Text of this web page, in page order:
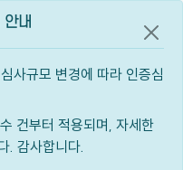
내
사규모 변경에 따라 인증심
건부터 적용되며, 자세한
. 감사합니다.
공지